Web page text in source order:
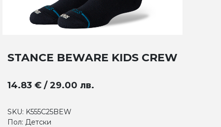
STANCE BEWARE KIDS CREW
14.83 € / 29.00 лв.
SKU: K555C25BEW
Пол: Детски